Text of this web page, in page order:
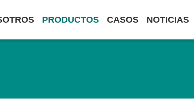
PRODUCTOS CASOS NOTICIAS